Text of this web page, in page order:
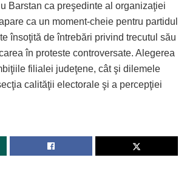
Barstan ca preşedinte al organizaţiei
ca un moment-cheie pentru partidul
însoţită de întrebări privind trecutul său
în proteste controversate. Alegerea
filialei judeţene, cât şi dilemele
calităţii electorale şi a percepţiei